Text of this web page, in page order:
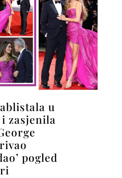
u
zasjenila
pogled